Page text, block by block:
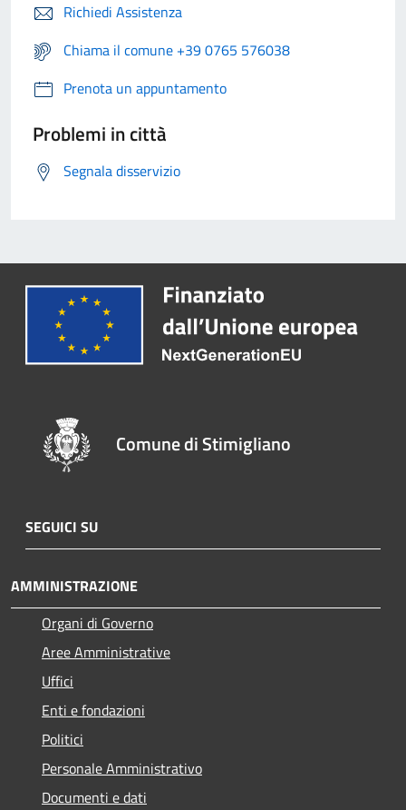
Richiedi Assistenza
Chiama il comune +39 0765 576038
Prenota un appuntamento
Problemi in città
Segnala disservizio
Comune di Stimigliano
SEGUICI SU
AMMINISTRAZIONE
Organi di Governo
Aree Amministrative
Uffici
Enti e fondazioni
Politici
Personale Amministrativo
Documenti e dati